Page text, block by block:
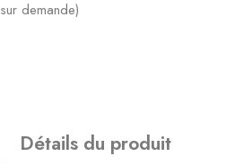
demande)
Détails du produit